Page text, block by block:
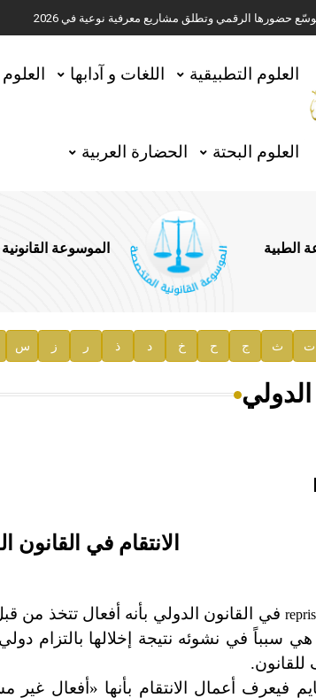
حضورها الرقمي وتطلق مشاريع معرفية نوعية في 2026
العالمي للغة العربية 2025
مدير عام لهيئة الموسوعة العربية
وزيرا للثقافة
من موسوعة الآثار في سورية
تطلق موسوعات جديدة في عام 2026
العلوم التطبيقية اللغات و آدابها العلوم
العلوم البحتة الحضارة العربية
الطبية الموسوعة القانونية
ت ث ج ح خ د ذ ر ز س
الدولي
الانتقام في القانون
في القانون الدولي بأنه أفعال تتخذ من
سبباً في نشوئه نتيجة إخلالها بالتزام
فيعرف أعمال الانتقام بأنها «أفعال